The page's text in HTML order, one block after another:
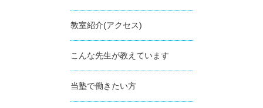
教室紹介(アクセス)
こんな先生が教えています
当塾で働きたい方